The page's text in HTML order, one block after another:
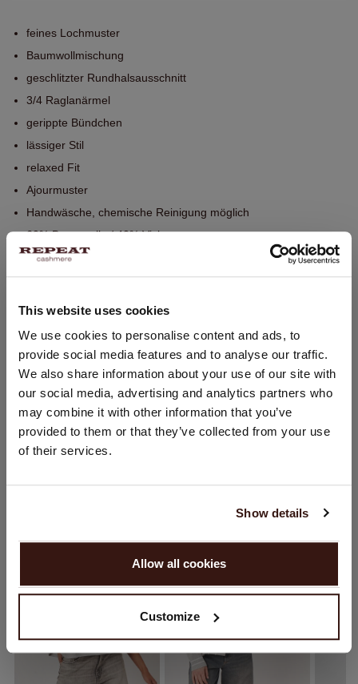
This website uses cookies
We use cookies to personalise content and ads, to
provide social media features and to analyse our traffic.
We also share information about your use of our site with
our social media, advertising and analytics partners who
may combine it with other information that you’ve
provided to them or that they’ve collected from your use
of their services.
Show details
Allow all cookies
Customize
feines Lochmuster
Baumwollmischung
geschlitzter Rundhalsausschnitt
3/4 Raglanärmel
gerippte Bündchen
lässiger Stil
relaxed Fit
Ajourmuster
Handwäsche, chemische Reinigung möglich
60% Baumwolle / 40% Viskose
PFLEGEHINWEISE
VERSAND & RÜCKGABE
STANDORT ÄNDERN
Sie besuchen Repeat cashmere von Schweiz (CHF) aus.
Möchten Sie Ihre Standort aktualisieren?
Vereinigte Staaten ($)
WEITER